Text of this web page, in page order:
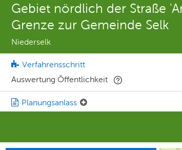
Gebiet nördlich der Straße
Grenze zur Gemeinde Selk
Niederselk
Verfahrensschritt
Auswertung Öffentlichkeit
Planungsanlass